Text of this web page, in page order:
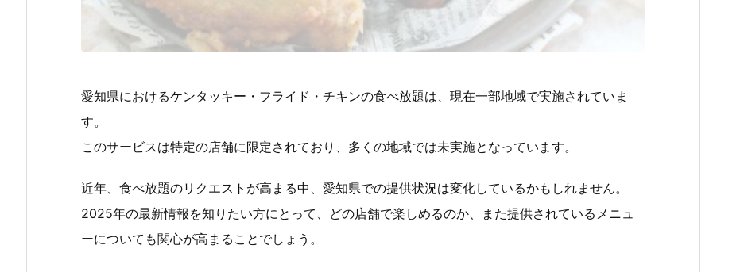
愛知県におけるケンタッキー・フライド・チキンの食べ放題は、現在一部地域で実施されていま
す。
このサービスは特定の店舗に限定されており、多くの地域では未実施となっています。
近年、食べ放題のリクエストが高まる中、愛知県での提供状況は変化しているかもしれません。
2025年の最新情報を知りたい方にとって、どの店舗で楽しめるのか、また提供されているメニュ
ーについても関心が高まることでしょう。